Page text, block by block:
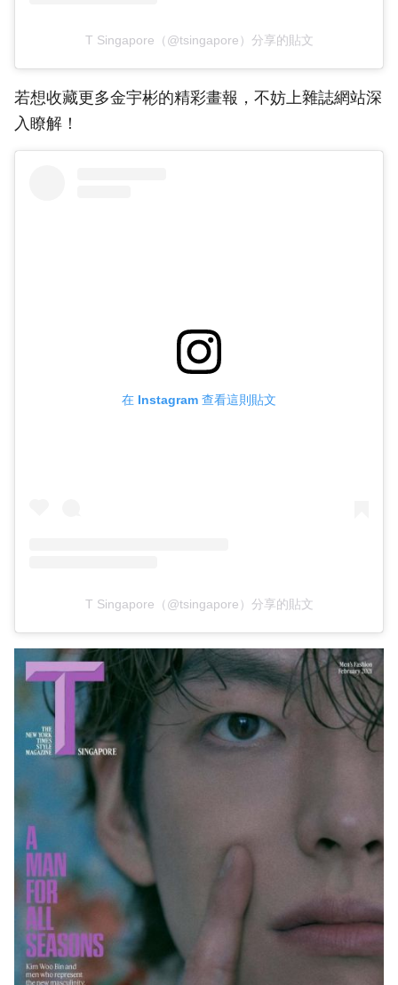
T Singapore（@tsingapore）分享的貼文
若想收藏更多金宇彬的精彩畫報，不妨上雜誌網站深
入瞭解！
在 Instagram 查看這則貼文
T Singapore（@tsingapore）分享的貼文